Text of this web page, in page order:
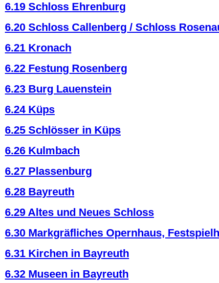
6.19 Schloss Ehrenburg
6.20 Schloss Callenberg / Schloss
6.21 Kronach
6.22 Festung Rosenberg
6.23 Burg Lauenstein
6.24 Küps
6.25 Schlösser in Küps
6.26 Kulmbach
6.27 Plassenburg
6.28 Bayreuth
6.29 Altes und Neues Schloss
6.30 Markgräfliches Opernhaus,
6.31 Kirchen in Bayreuth
6.32 Museen in Bayreuth